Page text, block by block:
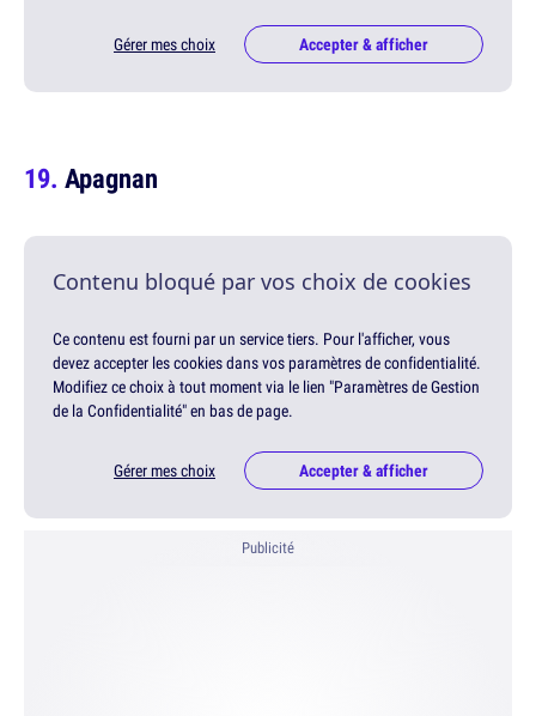
Gérer mes choix Accepter & afficher
Apagnan
Contenu bloqué par vos choix de cookies
Ce contenu est fourni par un service tiers. Pour l'afficher, vous
devez accepter les cookies dans vos paramètres de confidentialité.
Modifiez ce choix à tout moment via le lien "Paramètres de Gestion
de la Confidentialité" en bas de page.
Gérer mes choix Accepter & afficher
Publicité